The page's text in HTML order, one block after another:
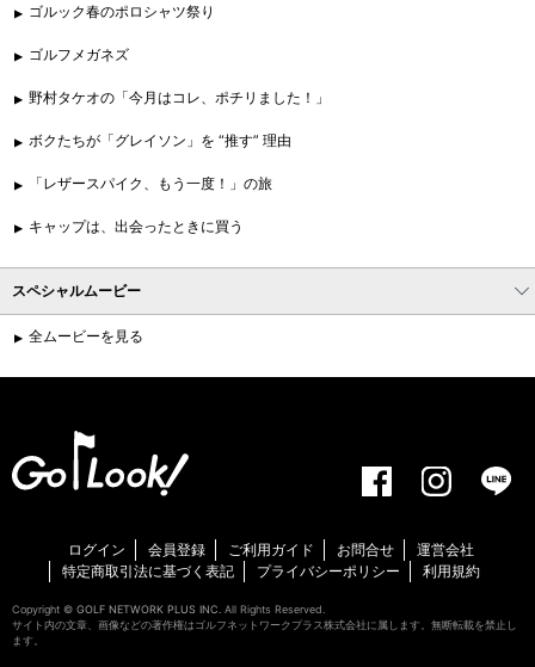
ゴルック春のポロシャツ祭り
ゴルフメガネズ
野村タケオの「今月はコレ、ポチリました！」
ボクたちが「グレイソン」を “推す” 理由
「レザースパイク、もう一度！」の旅
キャップは、出会ったときに買う
スペシャルムービー
全ムービーを見る
ログイン 会員登録 ご利用ガイド お問合せ
運営会社
特定商取引法に基づく表記
プライバシーポリシー 利用規約
Copyright © GOLF NETWORK PLUS INC. All Rights Reserved.
サイト内の文章、画像などの著作権はゴルフネットワークプラス株式会社に属します。無断転載を禁止し
ます。